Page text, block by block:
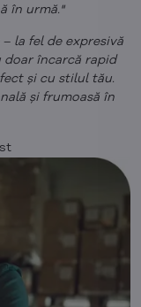
în urmă."
la fel de expresivă
doar încarcă rapid
și cu stilul tău.
și frumoasă în